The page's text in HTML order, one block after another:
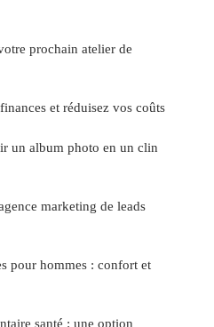
prochain atelier de
et réduisez vos coûts
un album photo en un clin
marketing de leads
pour hommes : confort et
santé : une option